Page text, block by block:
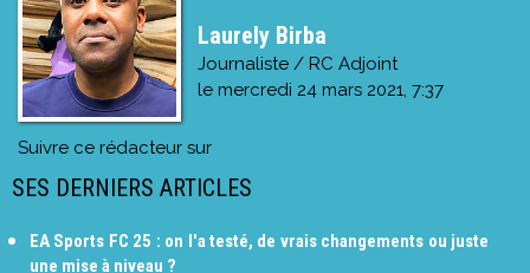
Laurely Birba
Journaliste / RC Adjoint
le mercredi 24 mars 2021, 7:37
Suivre ce rédacteur sur
SES DERNIERS ARTICLES
EA Sports FC 25 : on l'a testé, de vrais changements ou juste
une mise à niveau ?